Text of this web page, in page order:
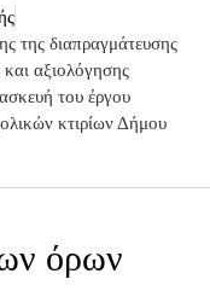
της διαπραγμάτευσης
και αξιολόγησης
του έργου
κτιρίων Δήμου
όρων